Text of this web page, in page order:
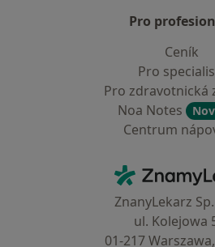
Pro
Ceník
Pro
Pro zdravotnická
Noa Notes
Centrum
ZnanyLekarz
ul. Kolejowa
01-217